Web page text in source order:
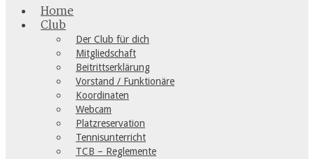
Home
Club
Der Club für dich
Mitgliedschaft
Beitrittserklärung
Vorstand / Funktionäre
Koordinaten
Webcam
Platzreservation
Tennisunterricht
TCB – Reglemente